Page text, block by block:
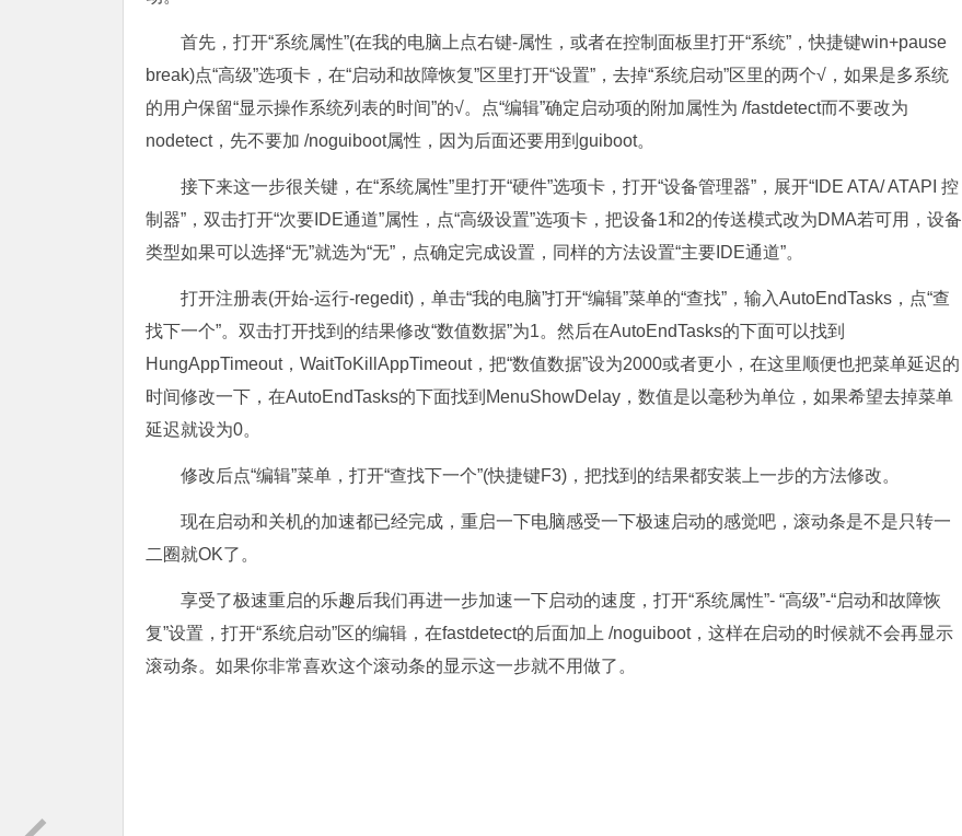
首先，打开“系统属性”(在我的电脑上点右键-属性，或者在控制面板里打开“系统”，快捷键win+pause
break)点“高级”选项卡，在“启动和故障恢复”区里打开“设置”，去掉“系统启动”区里的两个√，如果是多系统
的用户保留“显示操作系统列表的时间”的√。点“编辑”确定启动项的附加属性为 /fastdetect而不要改为
nodetect，先不要加 /noguiboot属性，因为后面还要用到guiboot。
接下来这一步很关键，在“系统属性”里打开“硬件”选项卡，打开“设备管理器”，展开“IDE ATA/ ATAPI 控
制器”，双击打开“次要IDE通道”属性，点“高级设置”选项卡，把设备1和2的传送模式改为DMA若可用，设备
类型如果可以选择“无”就选为“无”，点确定完成设置，同样的方法设置“主要IDE通道”。
打开注册表(开始-运行-regedit)，单击“我的电脑”打开“编辑”菜单的“查找”，输入AutoEndTasks，点“查
找下一个”。双击打开找到的结果修改“数值数据”为1。然后在AutoEndTasks的下面可以找到
HungAppTimeout，WaitToKillAppTimeout，把“数值数据”设为2000或者更小，在这里顺便也把菜单延迟的
时间修改一下，在AutoEndTasks的下面找到MenuShowDelay，数值是以毫秒为单位，如果希望去掉菜单
延迟就设为0。
修改后点“编辑”菜单，打开“查找下一个”(快捷键F3)，把找到的结果都安装上一步的方法修改。
现在启动和关机的加速都已经完成，重启一下电脑感受一下极速启动的感觉吧，滚动条是不是只转一
二圈就OK了。
享受了极速重启的乐趣后我们再进一步加速一下启动的速度，打开“系统属性”- “高级”-“启动和故障恢
复”设置，打开“系统启动”区的编辑，在fastdetect的后面加上 /noguiboot，这样在启动的时候就不会再显示
滚动条。如果你非常喜欢这个滚动条的显示这一步就不用做了。